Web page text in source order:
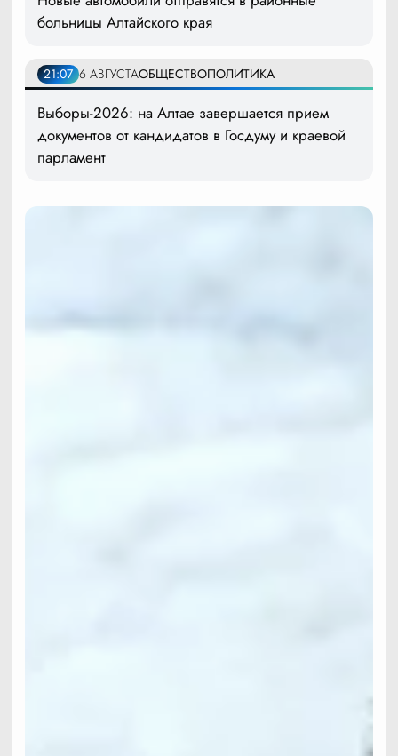
больницы Алтайского края
21:07 6 АВГУСТАОБЩЕСТВОПОЛИТИКА
Выборы-2026: на Алтае завершается прием
документов от кандидатов в Госдуму и краевой
парламент